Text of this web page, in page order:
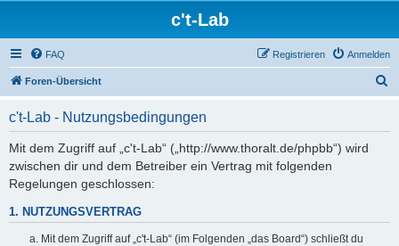
c't-Lab
FAQ Anmelden
Registrieren
Foren-Übersicht
c't-Lab - Nutzungsbedingungen
Mit dem Zugriff auf „c't-Lab“ („http://www.thoralt.de/phpbb“) wird
zwischen dir und dem Betreiber ein Vertrag mit folgenden
Regelungen geschlossen:
1. NUTZUNGSVERTRAG
Mit dem Zugriff auf „c't-Lab“ (im Folgenden „das Board“) schließt du